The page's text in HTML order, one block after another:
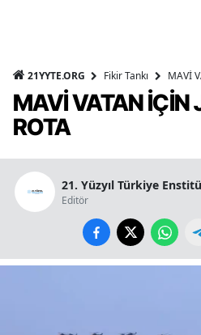
21YYTE.ORG Fikir Tankı MAVİ
MAVİ VATAN İÇİN
ROTA
21. Yüzyıl Türkiye
Editör